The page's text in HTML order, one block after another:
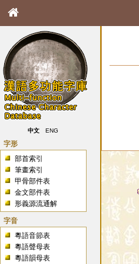
中文 ENG
字形
部首索引
筆畫索引
甲骨部件表
金文部件表
形義源流通解
字音
粵語音節表
粵語聲母表
粵語韻母表